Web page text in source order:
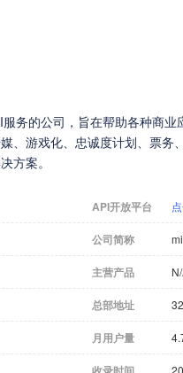
务的公司，旨在帮助各种商
、游戏化、忠诚度计划、票务
方案。
API开放平台
公司简称
主营产品
总部地址
月用户量